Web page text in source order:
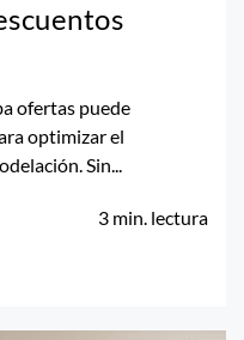
ofertas puede
optimizar el
Sin...
3 min. lectura